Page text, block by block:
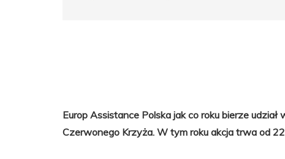
Europ Assistance Polska jak co roku bierze
Czerwonego Krzyża. W tym roku akcja trwa od